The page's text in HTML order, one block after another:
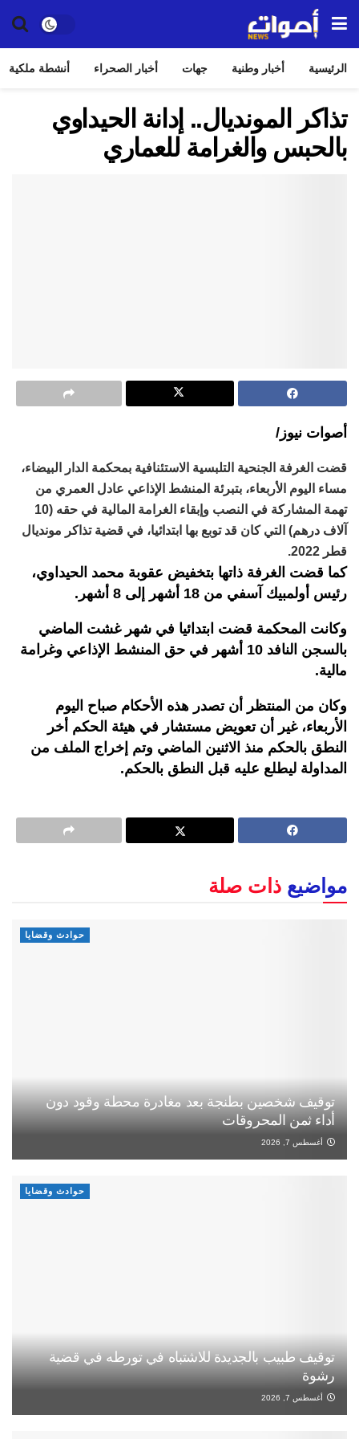
الرئيسية أخبار وطنية جهات أخبار الصحراء أنشطة ملكية
تذاكر المونديال.. إدانة الحيداوي
بالحبس والغرامة للعماري
أصوات نيوز/
قضت الغرفة الجنحية التلبسية الاستئنافية بمحكمة الدار البيضاء،
مساء اليوم الأربعاء، بتبرئة المنشط الإذاعي عادل العمري من
تهمة المشاركة في النصب وإبقاء الغرامة المالية في حقه (10
آلاف درهم) التي كان قد توبع بها ابتدائيا، في قضية تذاكر مونديال
قطر 2022.
كما قضت الغرفة ذاتها بتخفيض عقوبة محمد الحيداوي،
رئيس أولمبيك آسفي من 18 أشهر إلى 8 أشهر.
وكانت المحكمة قضت ابتدائيا في شهر غشت الماضي
بالسجن النافد 10 أشهر في حق المنشط الإذاعي وغرامة
مالية.
وكان من المنتظر أن تصدر هذه الأحكام صباح اليوم
الأربعاء، غير أن تعويض مستشار في هيئة الحكم أخر
النطق بالحكم منذ الاثنين الماضي وتم إخراج الملف من
المداولة ليطلع عليه قبل النطق بالحكم.
مواضيع ذات صلة
حوادث وقضايا
توقيف شخصين بطنجة بعد مغادرة محطة وقود دون
أداء ثمن المحروقات
أغسطس 7, 2026
حوادث وقضايا
توقيف طبيب بالجديدة للاشتباه في تورطه في قضية
رشوة
أغسطس 7, 2026